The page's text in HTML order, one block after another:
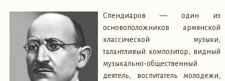
Спендиаров — один из
основоположников армянской
классической музыки,
талантливый композитор, видный
музыкально-общественный
деятель, воспитатель молодежи,